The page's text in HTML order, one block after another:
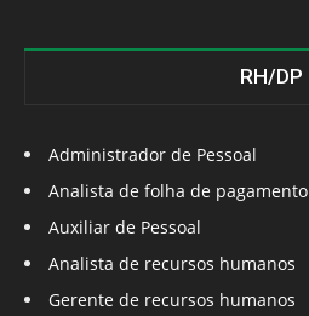
RH/DP
Administrador de Pessoal
Analista de folha de pagamento
Auxiliar de Pessoal
Analista de recursos humanos
Gerente de recursos humanos